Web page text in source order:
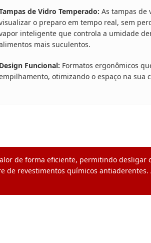
de Vidro Temperado: As tampas de
o preparo em tempo real, sem
inteligente que controla a umidade
mais suculentos.
Design Funcional: Formatos ergonômicos
otimizando o espaço na sua
de forma eficiente, permitindo desligar
de revestimentos químicos